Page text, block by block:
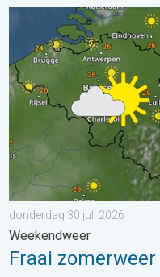
Fraai zomerweer om
donderdag 30 juli 2026
Weekendweer
Fraai